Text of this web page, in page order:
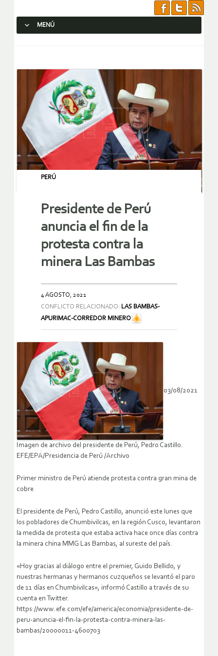
MENÚ
PERÚ
Presidente de Perú
anuncia el fin de la
protesta contra la
minera Las Bambas
4 AGOSTO, 2021
CONFLICTO RELACIONADO: LAS BAMBAS-
APURIMAC-CORREDOR MINERO
03/08/2021
Imagen de archivo del presidente de Perú, Pedro Castillo.
EFE/EPA/Presidencia de Perú /Archivo
Primer ministro de Perú atiende protesta contra gran mina de
cobre
El presidente de Perú, Pedro Castillo, anunció este lunes que
los pobladores de Chumbivilcas, en la región Cusco, levantaron
la medida de protesta que estaba activa hace once días contra
la minera china MMG Las Bambas, al sureste del país.
«Hoy gracias al diálogo entre el premier, Guido Bellido, y
nuestras hermanas y hermanos cuzqueños se levantó el paro
de 11 días en Chumbivilcas», informó Castillo a través de su
cuenta en Twitter.
https://www.efe.com/efe/america/economia/presidente-de-
peru-anuncia-el-fin-la-protesta-contra-minera-las-
bambas/20000011-4600703